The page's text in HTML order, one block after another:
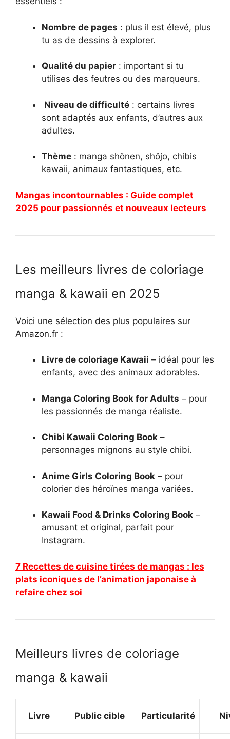
Nombre de pages : plus il est élevé, plus
tu as de dessins à explorer.
Qualité du papier : important si tu
utilises des feutres ou des marqueurs.
Niveau de difficulté : certains livres
sont adaptés aux enfants, d’autres aux
adultes.
Thème : manga shônen, shôjo, chibis
kawaii, animaux fantastiques, etc.
Mangas incontournables : Guide complet
2025 pour passionnés et nouveaux lecteurs
Les meilleurs livres de coloriage
manga & kawaii en 2025
Voici une sélection des plus populaires sur
Amazon.fr :
Livre de coloriage Kawaii – idéal pour les
enfants, avec des animaux adorables.
Manga Coloring Book for Adults – pour
les passionnés de manga réaliste.
Chibi Kawaii Coloring Book –
personnages mignons au style chibi.
Anime Girls Coloring Book – pour
colorier des héroïnes manga variées.
Kawaii Food & Drinks Coloring Book –
amusant et original, parfait pour
Instagram.
7 Recettes de cuisine tirées de mangas : les
plats iconiques de l’animation japonaise à
refaire chez soi
Meilleurs livres de coloriage
manga & kawaii
Livre Public cible Particularité